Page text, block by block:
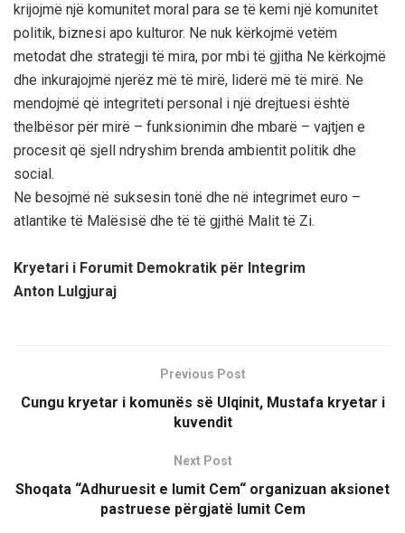
krijojmë një komunitet moral para se të kemi një komunitet
politik, biznesi apo kulturor. Ne nuk kërkojmë vetëm
metodat dhe strategji të mira, por mbi të gjitha Ne kërkojmë
dhe inkurajojmë njerëz më të mirë, liderë më të mirë. Ne
mendojmë që integriteti personal i një drejtuesi është
thelbësor për mirë – funksionimin dhe mbarë – vajtjen e
procesit që sjell ndryshim brenda ambientit politik dhe
social.
Ne besojmë në suksesin tonë dhe në integrimet euro –
atlantike të Malësisë dhe të të gjithë Malit të Zi.
Kryetari i Forumit Demokratik për Integrim
Anton Lulgjuraj
Previous Post
Cungu kryetar i komunës së Ulqinit, Mustafa kryetar i
kuvendit
Next Post
Shoqata “Adhuruesit e lumit Cem“ organizuan aksionet
pastruese përgjatë lumit Cem